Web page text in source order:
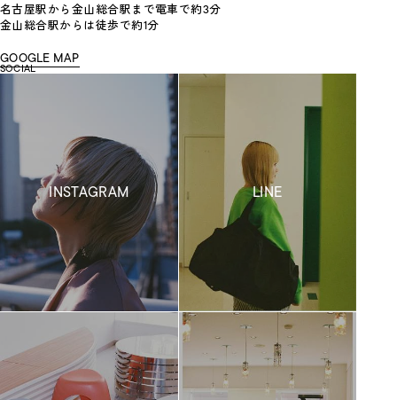
名古屋駅から金山総合駅まで電車で約3分
金山総合駅からは徒歩で約1分
GOOGLE MAP
SOCIAL
INSTAGRAM LINE